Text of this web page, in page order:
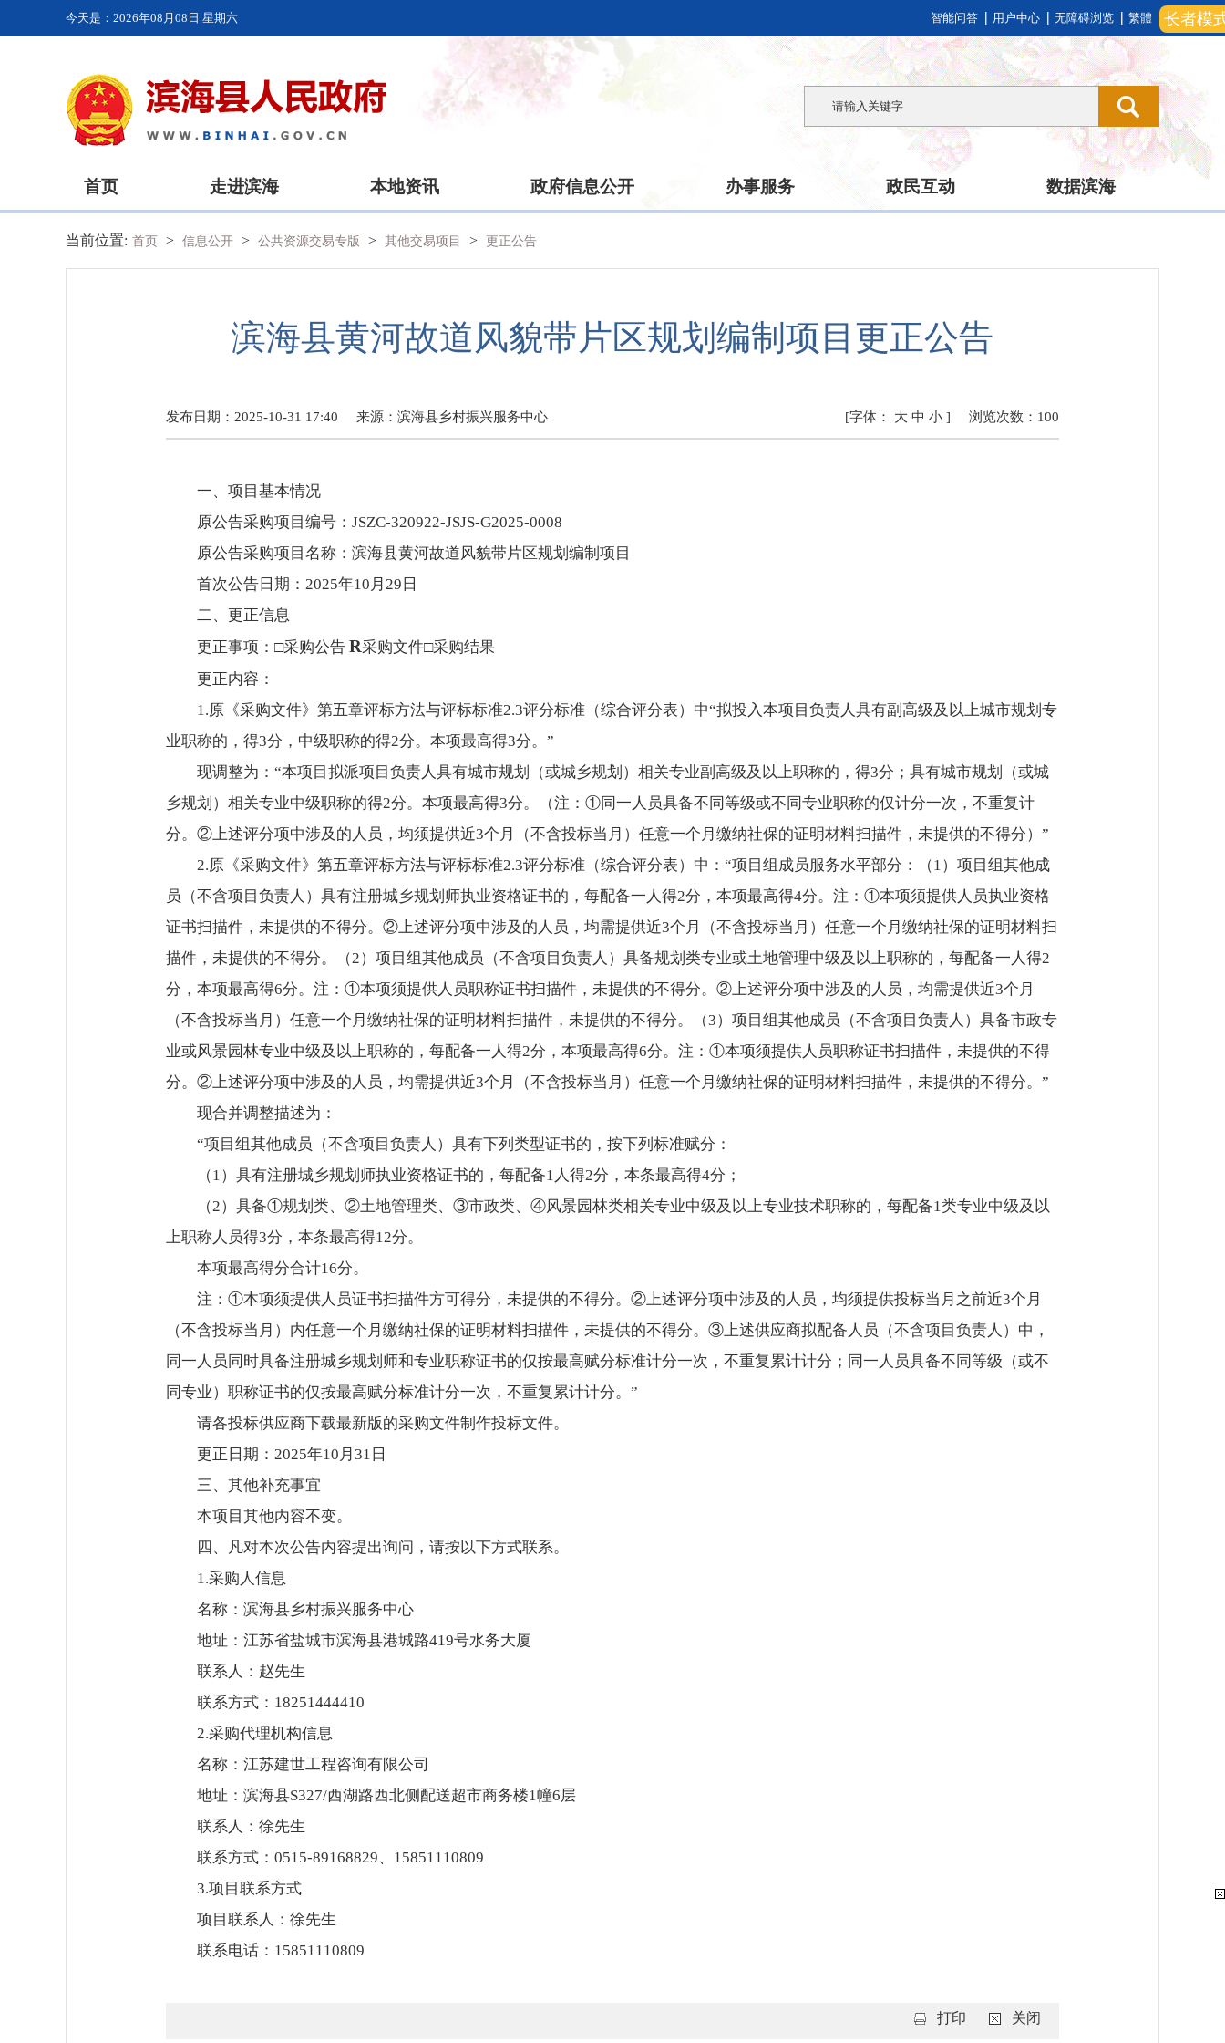
长者模
今天是： 2026年08月08日 星期六 智能问答 用户中心 无障碍浏览 繁體
首页 走进滨海 本地资讯 政府信息公开 办事服务 政民互动 数据滨海
当前位置: 首页 > 信息公开 > 公共资源交易专版 > 其他交易项目 > 更正公告
滨海县黄河故道风貌带片区规划编制项目更正公告
发布日期：2025-10-31 17:40 来源： 滨海县乡村振兴服务中心 浏览次数： 100
[字体： 大 中 小 ]
一、项目基本情况
原公告采购项目编号：JSZC-320922-JSJS-G2025-0008
原公告采购项目名称：滨海县黄河故道风貌带片区规划编制项目
首次公告日期：2025年10月29日
二、更正信息
更正事项：□采购公告 R采购文件□采购结果
更正内容：
1.原《采购文件》第五章评标方法与评标标准2.3评分标准（综合评分表）中“拟投入本项目负责人具有副高级及以上城市规划专
业职称的，得3分，中级职称的得2分。本项最高得3分。”
现调整为：“本项目拟派项目负责人具有城市规划（或城乡规划）相关专业副高级及以上职称的，得3分；具有城市规划（或城
乡规划）相关专业中级职称的得2分。本项最高得3分。（注：①同一人员具备不同等级或不同专业职称的仅计分一次，不重复计
分。②上述评分项中涉及的人员，均须提供近3个月（不含投标当月）任意一个月缴纳社保的证明材料扫描件，未提供的不得分）”
2.原《采购文件》第五章评标方法与评标标准2.3评分标准（综合评分表）中：“项目组成员服务水平部分：（1）项目组其他成
员（不含项目负责人）具有注册城乡规划师执业资格证书的，每配备一人得2分，本项最高得4分。注：①本项须提供人员执业资格
证书扫描件，未提供的不得分。②上述评分项中涉及的人员，均需提供近3个月（不含投标当月）任意一个月缴纳社保的证明材料扫
描件，未提供的不得分。（2）项目组其他成员（不含项目负责人）具备规划类专业或土地管理中级及以上职称的，每配备一人得2
分，本项最高得6分。注：①本项须提供人员职称证书扫描件，未提供的不得分。②上述评分项中涉及的人员，均需提供近3个月
（不含投标当月）任意一个月缴纳社保的证明材料扫描件，未提供的不得分。（3）项目组其他成员（不含项目负责人）具备市政专
业或风景园林专业中级及以上职称的，每配备一人得2分，本项最高得6分。注：①本项须提供人员职称证书扫描件，未提供的不得
分。②上述评分项中涉及的人员，均需提供近3个月（不含投标当月）任意一个月缴纳社保的证明材料扫描件，未提供的不得分。”
现合并调整描述为：
“项目组其他成员（不含项目负责人）具有下列类型证书的，按下列标准赋分：
（1）具有注册城乡规划师执业资格证书的，每配备1人得2分，本条最高得4分；
（2）具备①规划类、②土地管理类、③市政类、④风景园林类相关专业中级及以上专业技术职称的，每配备1类专业中级及以
上职称人员得3分，本条最高得12分。
本项最高得分合计16分。
注：①本项须提供人员证书扫描件方可得分，未提供的不得分。②上述评分项中涉及的人员，均须提供投标当月之前近3个月
（不含投标当月）内任意一个月缴纳社保的证明材料扫描件，未提供的不得分。③上述供应商拟配备人员（不含项目负责人）中，
同一人员同时具备注册城乡规划师和专业职称证书的仅按最高赋分标准计分一次，不重复累计计分；同一人员具备不同等级（或不
同专业）职称证书的仅按最高赋分标准计分一次，不重复累计计分。”
请各投标供应商下载最新版的采购文件制作投标文件。
更正日期：2025年10月31日
三、其他补充事宜
本项目其他内容不变。
四、凡对本次公告内容提出询问，请按以下方式联系。
1.采购人信息
名称：滨海县乡村振兴服务中心
地址：江苏省盐城市滨海县港城路419号水务大厦
联系人：赵先生
联系方式：18251444410
2.采购代理机构信息
名称：江苏建世工程咨询有限公司
地址：滨海县S327/西湖路西北侧配送超市商务楼1幢6层
联系人：徐先生
联系方式：0515-89168829、15851110809
3.项目联系方式
项目联系人：徐先生
联系电话：15851110809
打印 关闭